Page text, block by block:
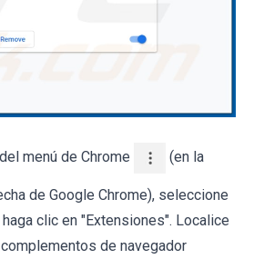
menú de Chrome (en la
de Google Chrome), seleccione
clic en "Extensiones". Localice
de navegador